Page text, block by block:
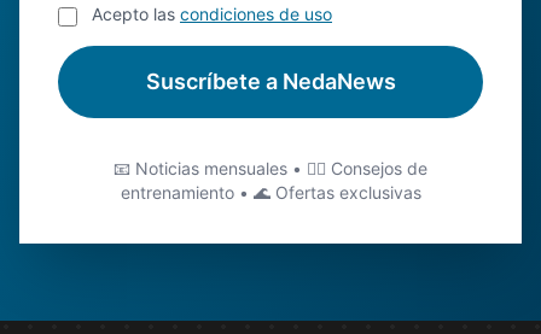
Acepto las condiciones de uso
Suscríbete a NedaNews
📧 Noticias mensuales • 🏊‍♂️ Consejos de
entrenamiento • 🌊 Ofertas exclusivas